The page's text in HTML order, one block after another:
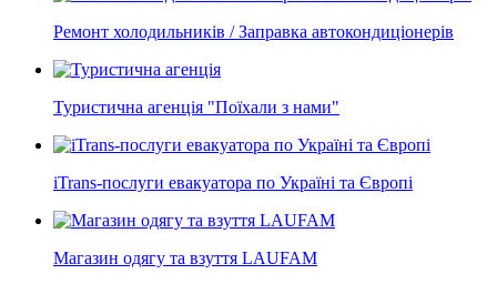
Ремонт холодильників / Заправка автокондиціонерів
Туристична агенція "Поїхали з нами"
iTrans-послуги евакуатора по Україні та Європі
Магазин одягу та взуття LAUFAM